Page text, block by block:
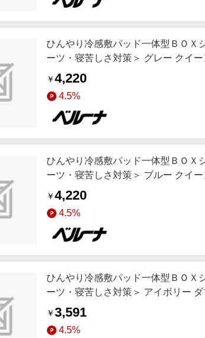
ひんやり冷感敷パッド一体型ＢＯＸ
ーツ・寝苦しさ対策＞ グレー クイ
リア,お薦め商品,ロングセラー,新色
￥4,220
4.5%
ひんやり冷感敷パッド一体型ＢＯＸ
ーツ・寝苦しさ対策＞ ブルー クイ
リア,お薦め商品,ロングセラー,新色
￥4,220
4.5%
ひんやり冷感敷パッド一体型ＢＯＸ
ーツ・寝苦しさ対策＞ アイボリー
テリア,お薦め商品,ロングセラー,新
￥3,591
4.5%